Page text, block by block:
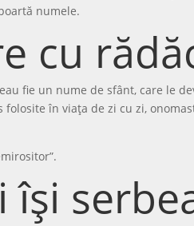
numele.
cu
fie un nume de sfânt, care le
în viața de zi cu zi,